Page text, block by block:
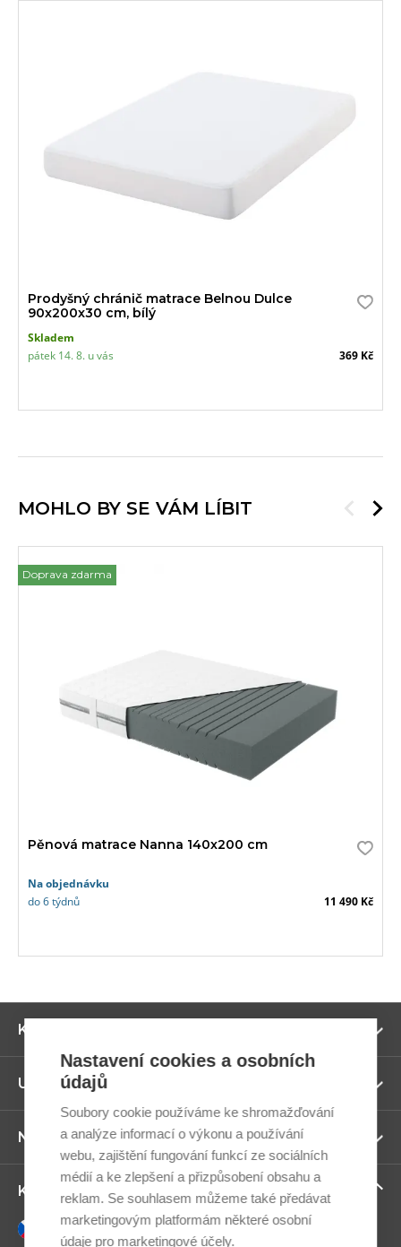
Prodyšný chránič matrace Belnou Dulce
90x200x30 cm, bílý
Skladem
pátek 14. 8. u vás
369 Kč
MOHLO BY SE VÁM LÍBIT
Doprava zdarma
Pěnová matrace Nanna 140x200 cm
Na objednávku
do 6 týdnů
11 490 Kč
Kategorie
Užitečné odkazy
Newsletter
Kontaktujte nás
Česky
Nastavení cookies a osobních
údajů
Soubory cookie používáme ke shromažďování
a analýze informací o výkonu a používání
webu, zajištění fungování funkcí ze sociálních
médií a ke zlepšení a přizpůsobení obsahu a
reklam. Se souhlasem můžeme také předávat
marketingovým platformám některé osobní
údaje pro marketingové účely.